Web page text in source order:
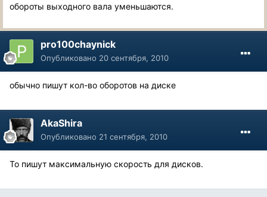
обороты выходного вала уменьшаются.
pro100chaynick
Опубликовано 20 сентября, 2010
обычно пишут кол-во оборотов на диске
AkaShira
Опубликовано 21 сентября, 2010
То пишут максимальную скорость для дисков.